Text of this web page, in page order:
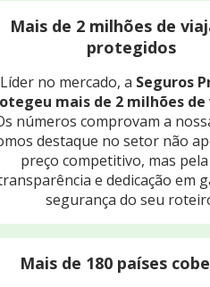
Mais de 2 milhões de
protegidos
Líder no mercado, a Seguros
mais de 2 milhões
números comprovam a
destaque no setor não
preço competitivo, mas
e dedicação em
segurança do seu
Mais de 180 países